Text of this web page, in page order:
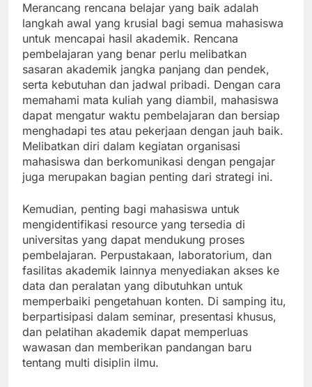
Merancang rencana belajar yang baik adalah
langkah awal yang krusial bagi semua mahasiswa
untuk mencapai hasil akademik. Rencana
pembelajaran yang benar perlu melibatkan
sasaran akademik jangka panjang dan pendek,
serta kebutuhan dan jadwal pribadi. Dengan cara
memahami mata kuliah yang diambil, mahasiswa
dapat mengatur waktu pembelajaran dan bersiap
menghadapi tes atau pekerjaan dengan jauh baik.
Melibatkan diri dalam kegiatan organisasi
mahasiswa dan berkomunikasi dengan pengajar
juga merupakan bagian penting dari strategi ini.
Kemudian, penting bagi mahasiswa untuk
mengidentifikasi resource yang tersedia di
universitas yang dapat mendukung proses
pembelajaran. Perpustakaan, laboratorium, dan
fasilitas akademik lainnya menyediakan akses ke
data dan peralatan yang dibutuhkan untuk
memperbaiki pengetahuan konten. Di samping itu,
berpartisipasi dalam seminar, presentasi khusus,
dan pelatihan akademik dapat memperluas
wawasan dan memberikan pandangan baru
tentang multi disiplin ilmu.